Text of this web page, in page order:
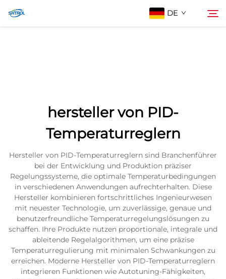
DE
hersteller von PID-
Temperaturreglern
Hersteller von PID-Temperaturreglern sind Branchenführer
bei der Entwicklung und Produktion präziser
Regelungssysteme, die optimale Temperaturbedingungen
in verschiedenen Anwendungen aufrechterhalten. Diese
Hersteller kombinieren fortschrittliches Ingenieurwesen
mit neuester Technologie, um zuverlässige, genaue und
benutzerfreundliche Temperaturregelungslösungen zu
schaffen. Ihre Produkte nutzen proportionale, integrale und
ableitende Regelalgorithmen, um eine präzise
Temperaturregulierung mit minimalen Schwankungen zu
erreichen. Moderne Hersteller von PID-Temperaturreglern
integrieren Funktionen wie Autotuning-Fähigkeiten,